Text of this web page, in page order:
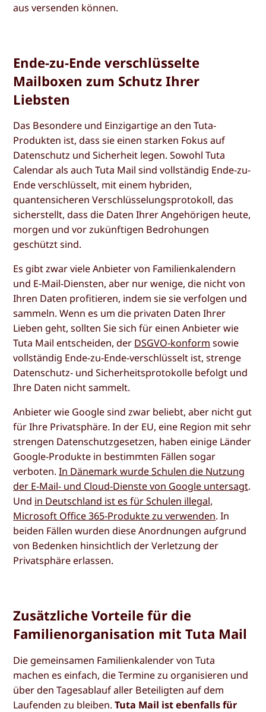
aus versenden können.
Ende-zu-Ende verschlüsselte
Mailboxen zum Schutz Ihrer
Liebsten
Das Besondere und Einzigartige an den Tuta-
Produkten ist, dass sie einen starken Fokus auf
Datenschutz und Sicherheit legen. Sowohl Tuta
Calendar als auch Tuta Mail sind vollständig Ende-zu-
Ende verschlüsselt, mit einem hybriden,
quantensicheren Verschlüsselungsprotokoll, das
sicherstellt, dass die Daten Ihrer Angehörigen heute,
morgen und vor zukünftigen Bedrohungen
geschützt sind.
Es gibt zwar viele Anbieter von Familienkalendern
und E-Mail-Diensten, aber nur wenige, die nicht von
Ihren Daten profitieren, indem sie sie verfolgen und
sammeln. Wenn es um die privaten Daten Ihrer
Lieben geht, sollten Sie sich für einen Anbieter wie
Tuta Mail entscheiden, der DSGVO-konform sowie
vollständig Ende-zu-Ende-verschlüsselt ist, strenge
Datenschutz- und Sicherheitsprotokolle befolgt und
Ihre Daten nicht sammelt.
Anbieter wie Google sind zwar beliebt, aber nicht gut
für Ihre Privatsphäre. In der EU, eine Region mit sehr
strengen Datenschutzgesetzen, haben einige Länder
Google-Produkte in bestimmten Fällen sogar
verboten.In Dänemark wurde Schulen die Nutzung
der E-Mail- und Cloud-Dienste von Google untersagt.
Und in Deutschland ist es für Schulen illegal,
Microsoft Office 365-Produkte zu verwenden. In
beiden Fällen wurden diese Anordnungen aufgrund
von Bedenken hinsichtlich der Verletzung der
Privatsphäre erlassen.
Zusätzliche Vorteile für die
Familienorganisation mit Tuta Mail
Die gemeinsamen Familienkalender von Tuta
machen es einfach, die Termine zu organisieren und
über den Tagesablauf aller Beteiligten auf dem
Laufenden zu bleiben.Tuta Mail ist ebenfalls für